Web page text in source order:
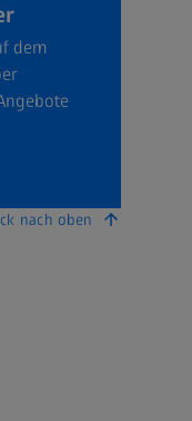
dem
nach oben